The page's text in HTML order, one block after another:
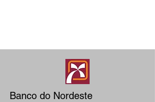
Banco do Nordeste